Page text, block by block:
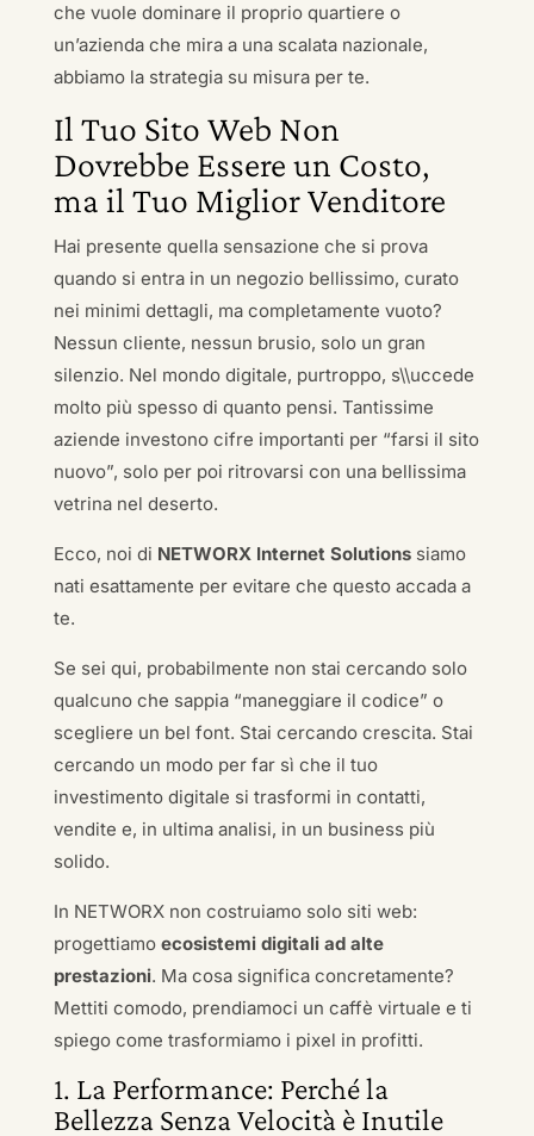
che vuole dominare il proprio quartiere o
un’azienda che mira a una scalata nazionale,
abbiamo la strategia su misura per te.
Il Tuo Sito Web Non
Dovrebbe Essere un Costo,
ma il Tuo Miglior Venditore
Hai presente quella sensazione che si prova
quando si entra in un negozio bellissimo, curato
nei minimi dettagli, ma completamente vuoto?
Nessun cliente, nessun brusio, solo un gran
silenzio. Nel mondo digitale, purtroppo, s\\uccede
molto più spesso di quanto pensi. Tantissime
aziende investono cifre importanti per “farsi il sito
nuovo”, solo per poi ritrovarsi con una bellissima
vetrina nel deserto.
Ecco, noi di NETWORX Internet Solutionssiamo
nati esattamente per evitare che questo accada a
te.
Se sei qui, probabilmente non stai cercando solo
qualcuno che sappia “maneggiare il codice” o
scegliere un bel font. Stai cercando crescita. Stai
cercando un modo per far sì che il tuo
investimento digitale si trasformi in contatti,
vendite e, in ultima analisi, in un business più
solido.
In NETWORX non costruiamo solo siti web:
progettiamo ecosistemi digitali ad alte
prestazioni. Ma cosa significa concretamente?
Mettiti comodo, prendiamoci un caffè virtuale e ti
spiego come trasformiamo i pixel in profitti.
1. La Performance: Perché la
Bellezza Senza Velocità è Inutile